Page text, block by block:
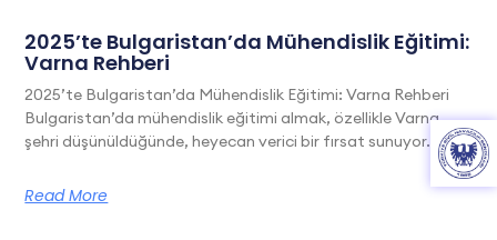
2025’te Bulgaristan’da Mühendislik Eğitimi:
Varna Rehberi
2025’te Bulgaristan’da Mühendislik Eğitimi: Varna Rehberi
Bulgaristan’da mühendislik eğitimi almak, özellikle Varna
şehri düşünüldüğünde, heyecan verici bir fırsat sunuyor. Bu
Read More